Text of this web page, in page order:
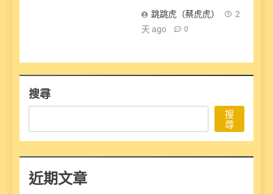
跳跳虎（蔡虎虎）
2
天 ago
0
搜尋
搜
尋
近期文章